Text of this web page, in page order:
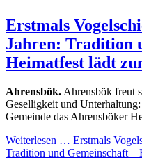
Erstmals
Jahren: Tradition
Heimatfest lädt
Ahrensbök.Ahrensbök freut
Geselligkeit und
Gemeinde das Ahrensböker
Weiterlesen … Erstmals
Tradition und Gemeinschaft